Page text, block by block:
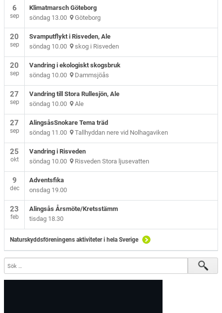
6
sep
Klimatmarsch Göteborg
söndag 13.00 Göteborg
20
sep
Svamputflykt i Risveden, Ale
söndag 10.00 skog i Risveden
20
sep
Vandring i ekologiskt skogsbruk
söndag 10.00 Dammsjöås
27
sep
Vandring till Stora Rullesjön, Ale
söndag 10.00 Ale
27
sep
AlingsåsSnokare Tema träd
söndag 11.00 Tallhyddan nere vid Nolhagaviken
25
okt
Vandring i Risveden
söndag 10.00 Risveden Stora ljusevatten
9
dec
Adventsfika
onsdag 19.00
23
feb
Alingsås Årsmöte/Kretsstämm
tisdag 18.30
Naturskyddsföreningens aktiviteter i hela Sverige